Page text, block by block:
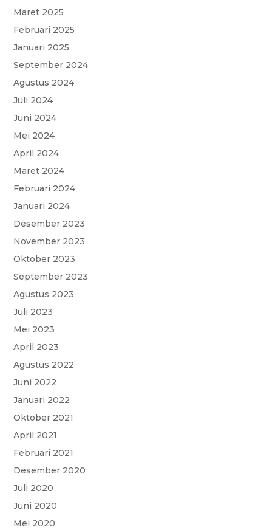
Maret 2025
Februari 2025
Januari 2025
September 2024
Agustus 2024
Juli 2024
Juni 2024
Mei 2024
April 2024
Maret 2024
Februari 2024
Januari 2024
Desember 2023
November 2023
Oktober 2023
September 2023
Agustus 2023
Juli 2023
Mei 2023
April 2023
Agustus 2022
Juni 2022
Januari 2022
Oktober 2021
April 2021
Februari 2021
Desember 2020
Juli 2020
Juni 2020
Mei 2020